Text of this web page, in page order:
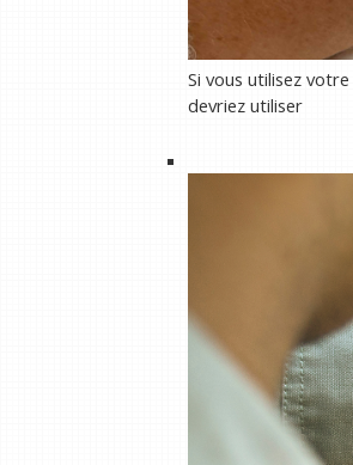
Si vous utilisez
devriez utiliser